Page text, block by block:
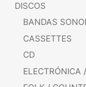
DISCOS
BANDAS
CASSETTES
CD
ELECTRÓNICA